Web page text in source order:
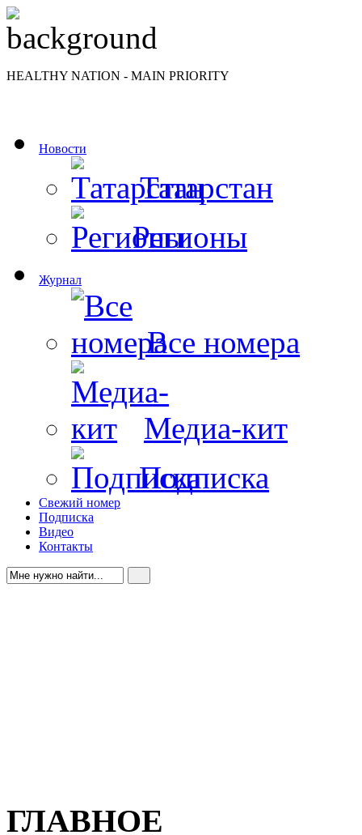
HEALTHY NATION - MAIN PRIORITY
Новости
Татарстан
Регионы
Журнал
Все номера
Медиа-кит
Подписка
Свежий номер
Подписка
Видео
Контакты
ГЛАВНОЕ